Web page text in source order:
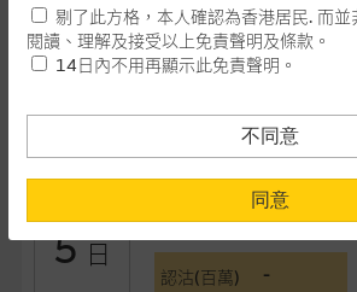
相關資產認股證資金流 (+)資金流
1 認購(百萬) -
認沽(百萬) -
5 日
-
認沽(百萬) -
本網站所載資料會隨時更改，而不作另行通
理的資料，可直接聯絡本集團職員。
民使用，並不提供或發售予美國人。本網站
閣下購買證券、基金單位或其他投資工具(不
其他地方)，但清楚表明上述意圖的個別段落
提供網站內容的基準 – 使用時請考
網站內容來自我們在所示日期時認為可靠之
剔了此方格，本人確認為香港居民. 而
閱讀、理解及接受以上免責聲明及條款。
14日內不用再顯示此免責聲明。
不同意
同意